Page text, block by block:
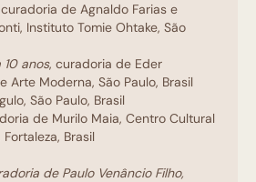
de Agnaldo Farias e
Instituto Tomie Ohtake, São
anos, curadoria de Eder
Arte Moderna, São Paulo, Brasil
São Paulo, Brasil
de Murilo Maia, Centro Cultural
Brasil
de Paulo Venâncio Filho,